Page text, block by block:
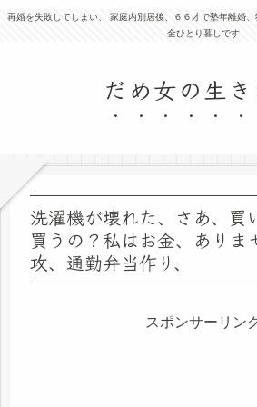
再婚を失敗してしまい、 家庭内別居後、６６才で塾年離婚
金ひとり暮しです
だめ女の生
洗濯機が壊れた、さあ、買
買うの？私はお金、ありま
攻、通勤弁当作り、
スポンサーリン